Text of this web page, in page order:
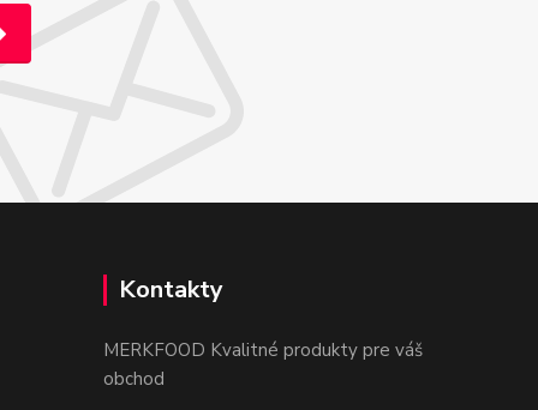
Kontakty
MERKFOOD Kvalitné produkty pre váš
obchod